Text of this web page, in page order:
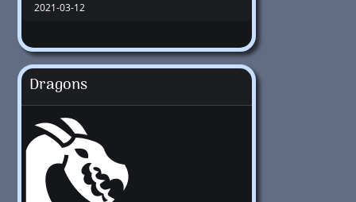
2021-03-12
Dragons